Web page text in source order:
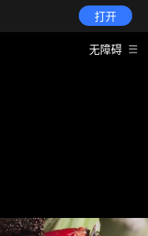
打开
无障碍